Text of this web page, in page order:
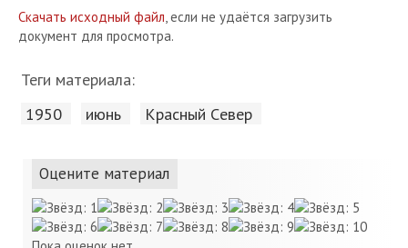
Скачать исходный файл, если не удаётся загрузить
документ для просмотра.
Теги материала:
1950 июнь Красный Cевер
Оцените материал